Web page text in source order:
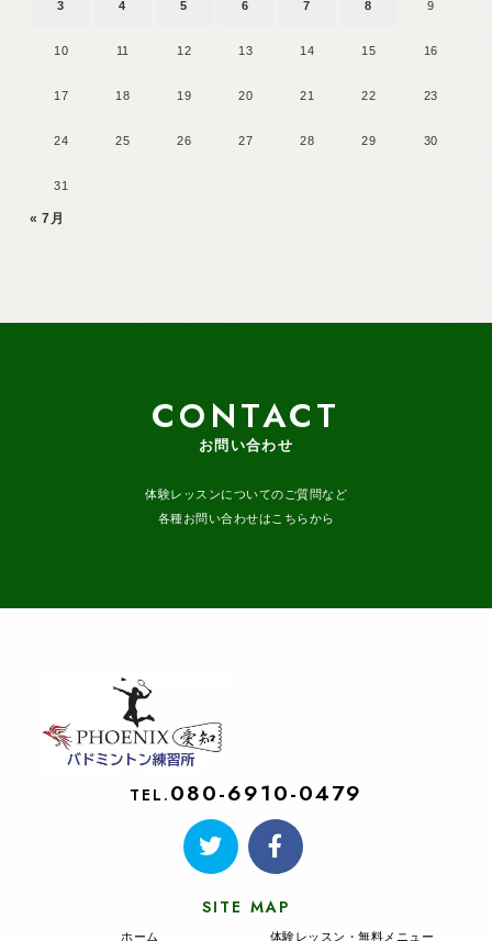
3 4 5 6 7 8 9
10 11 12 13 14 15 16
17 18 19 20 21 22 23
24 25 26 27 28 29 30
31
« 7月
CONTACT
お問い合わせ
体験レッスンについてのご質問など
各種お問い合わせはこちらから
TEL. 080-6910-0479
SITE MAP
ホーム 体験レッスン・無料メニュー